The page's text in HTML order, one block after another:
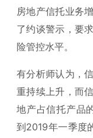
房地产信托业务
了约谈警示，要
险管控水平。
有分析师认为，
重持续上升，而
地产占信托产品
到2019年一季度